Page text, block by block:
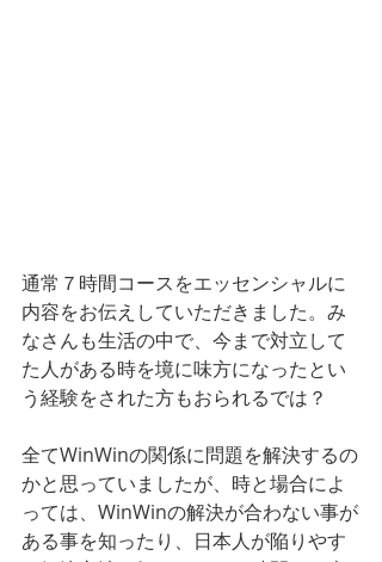
通常７時間コースをエッセンシャルに
内容をお伝えしていただきました。み
なさんも生活の中で、今まで対立して
た人がある時を境に味方になったとい
う経験をされた方もおられるでは？
全てWinWinの関係に問題を解決するの
かと思っていましたが、時と場合によ
っては、WinWinの解決が合わない事が
ある事を知ったり、日本人が陥りやす